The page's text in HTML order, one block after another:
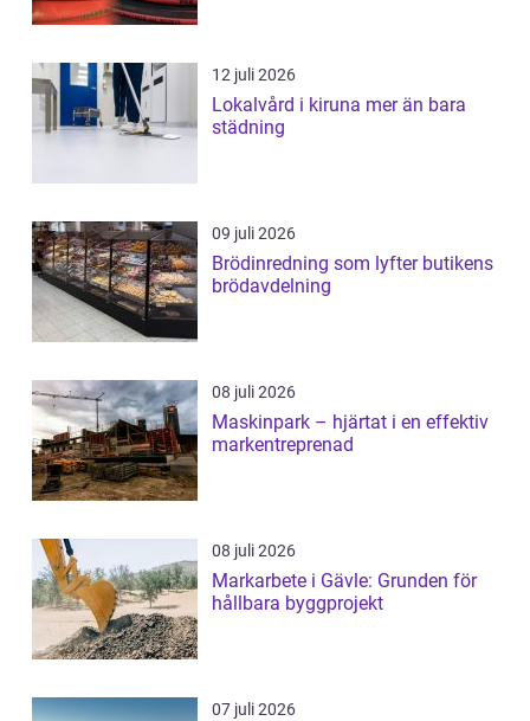
12 juli 2026
Lokalvård i kiruna mer än bara
städning
09 juli 2026
Brödinredning som lyfter butikens
brödavdelning
08 juli 2026
Maskinpark – hjärtat i en effektiv
markentreprenad
08 juli 2026
Markarbete i Gävle: Grunden för
hållbara byggprojekt
07 juli 2026